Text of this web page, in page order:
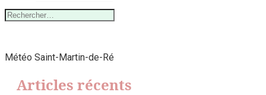
Rechercher :
Météo Saint-Martin-de-Ré
Articles récents